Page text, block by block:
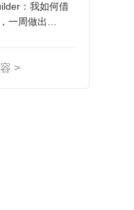
：我如何借
一周做出
>